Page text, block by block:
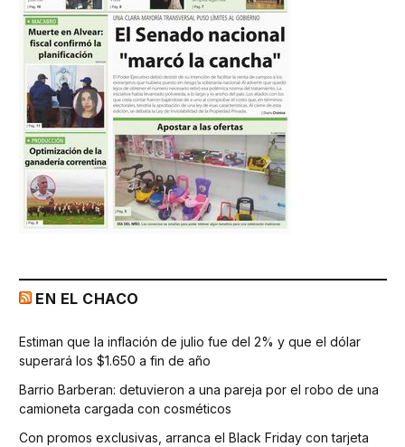
EN EL CHACO
Estiman que la inflación de julio fue del 2% y que el dólar
superará los $1.650 a fin de año
Barrio Barberan: detuvieron a una pareja por el robo de una
camioneta cargada con cosméticos
Con promos exclusivas, arranca el Black Friday con tarjeta